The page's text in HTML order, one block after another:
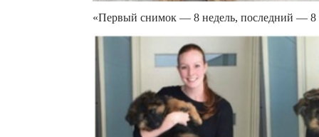
«Первый снимок — 8 недель, последний — 8